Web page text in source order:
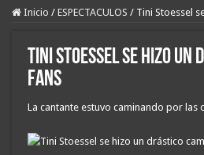
Inicio / ESPECTACULOS / Tini Stoessel
Tini Stoessel se hizo
fans
La cantante estuvo caminando por las